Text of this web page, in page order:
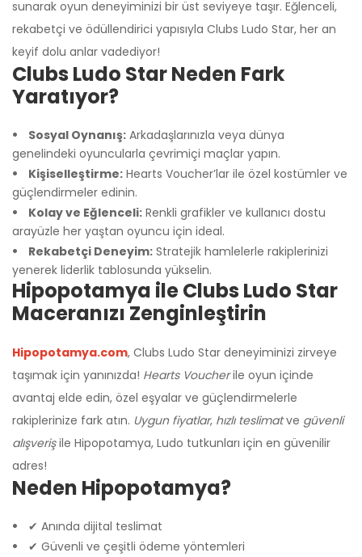
sunarak oyun deneyiminizi bir üst seviyeye taşır. Eğlenceli,
rekabetçi ve ödüllendirici yapısıyla Clubs Ludo Star, her an
keyif dolu anlar vadediyor!
Clubs Ludo Star Neden Fark
Yaratıyor?
Sosyal Oynanış: Arkadaşlarınızla veya dünya
genelindeki oyuncularla çevrimiçi maçlar yapın.
Kişiselleştirme: Hearts Voucher’lar ile özel kostümler ve
güçlendirmeler edinin.
Kolay ve Eğlenceli: Renkli grafikler ve kullanıcı dostu
arayüzle her yaştan oyuncu için ideal.
Rekabetçi Deneyim: Stratejik hamlelerle rakiplerinizi
yenerek liderlik tablosunda yükselin.
Hipopotamya ile Clubs Ludo Star
Maceranızı Zenginleştirin
Hipopotamya.com, Clubs Ludo Star deneyiminizi zirveye
taşımak için yanınızda! Hearts Voucherile oyun içinde
avantaj elde edin, özel eşyalar ve güçlendirmelerle
rakiplerinize fark atın. Uygun fiyatlar, hızlı teslimatve güvenli
alışverişile Hipopotamya, Ludo tutkunları için en güvenilir
adres!
Neden Hipopotamya?
✔ Anında dijital teslimat
✔ Güvenli ve çeşitli ödeme yöntemleri
Üzgünüm!